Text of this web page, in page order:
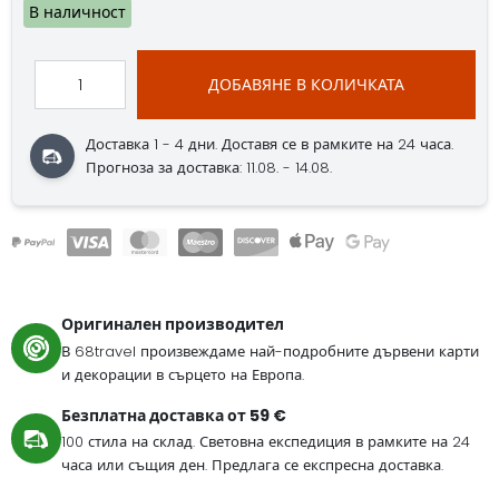
В наличност
ДОБАВЯНЕ В КОЛИЧКАТА
Доставка 1 - 4 дни.Доставя се в рамките на 24 часа.
Прогноза за доставка: 11.08. - 14.08.
Оригинален производител
В 68travel произвеждаме най-подробните дървени карти
и декорации в сърцето на Европа.
Безплатна доставка от 59 €
100 стила на склад. Световна експедиция в рамките на 24
часа или същия ден. Предлага се експресна доставка.